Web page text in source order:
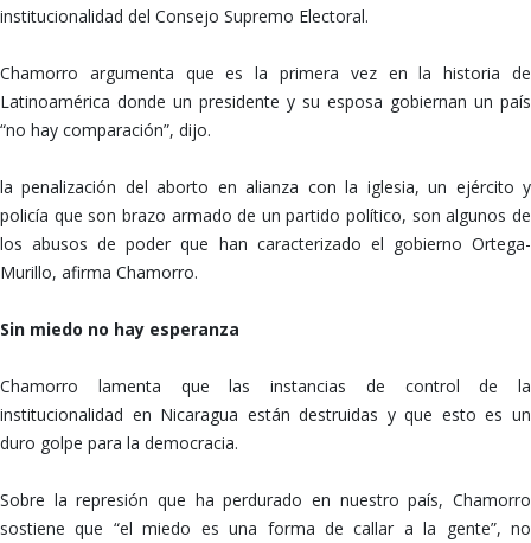
institucionalidad del Consejo Supremo Electoral.
Chamorro argumenta que es la primera vez en la historia de
Latinoamérica donde un presidente y su esposa gobiernan un país
“no hay comparación”, dijo.
la penalización del aborto en alianza con la iglesia, un ejército y
policía que son brazo armado de un partido político, son algunos de
los abusos de poder que han caracterizado el gobierno Ortega-
Murillo, afirma Chamorro.
Sin miedo no hay esperanza
Chamorro lamenta que las instancias de control de la
institucionalidad en Nicaragua están destruidas y que esto es un
duro golpe para la democracia.
Sobre la represión que ha perdurado en nuestro país, Chamorro
sostiene que “el miedo es una forma de callar a la gente”, no